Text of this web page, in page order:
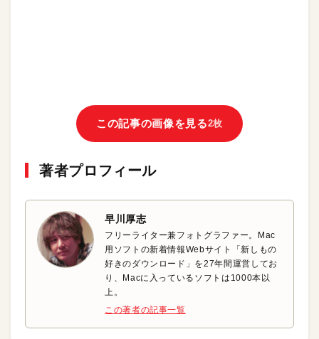
この記事の画像を見る2枚
著者プロフィール
早川厚志
フリーライター兼フォトグラファー。Mac
用ソフトの新着情報Webサイト「新しもの
好きのダウンロード」を27年間運営してお
り、Macに入っているソフトは1000本以
上。
この著者の記事一覧